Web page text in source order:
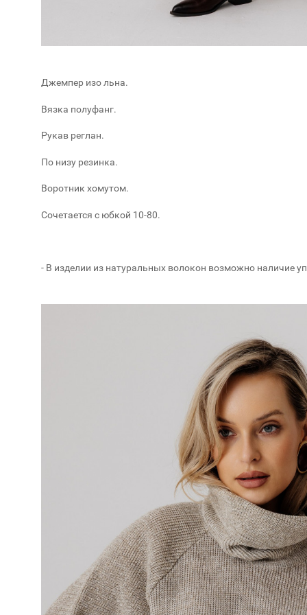
Джемпер изо льна.
Вязка полуфанг.
Рукав реглан.
По низу резинка.
Воротник хомутом.
Сочетается с юбкой 10-80.
- В изделии из натуральных волокон возможно наличие